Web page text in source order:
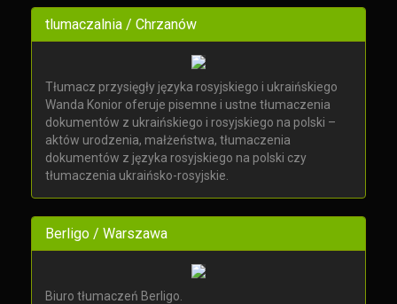
tlumaczalnia / Chrzanów
Tłumacz przysięgły języka rosyjskiego i ukraińskiego
Wanda Konior oferuje pisemne i ustne tłumaczenia
dokumentów z ukraińskiego i rosyjskiego na polski –
aktów urodzenia, małżeństwa, tłumaczenia
dokumentów z języka rosyjskiego na polski czy
tłumaczenia ukraińsko-rosyjskie.
Berligo / Warszawa
Biuro tłumaczeń Berligo.